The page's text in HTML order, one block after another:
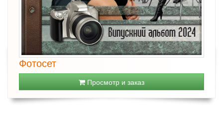
Фотосет
Просмотр и заказ